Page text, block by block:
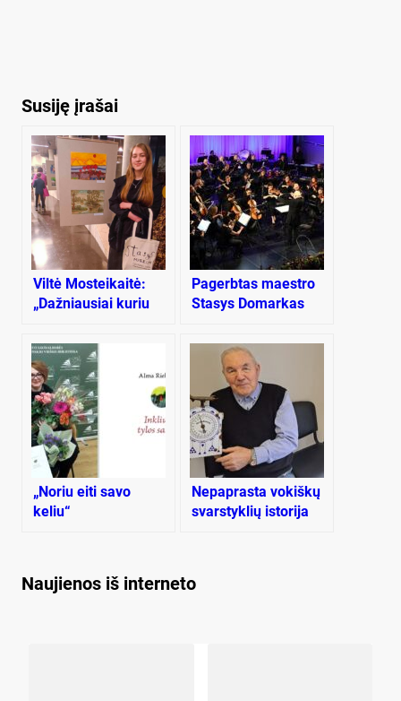
Susiję įrašai
Viltė Mosteikaitė:
„Dažniausiai kuriu
mano emocijos, ten
mano sielos dalelė“
Pagerbtas maestro
Stasys Domarkas
„Noriu eiti savo
keliu“
Ne­pap­ras­ta vo­kiš­kų
svars­tyk­lių is­to­ri­ja
Naujienos iš interneto